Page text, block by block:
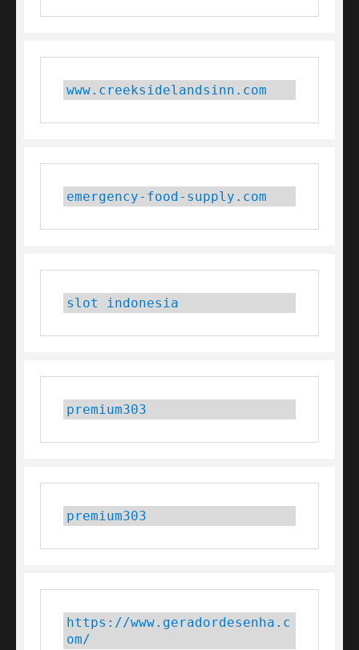
www.creeksidelandsinn.com
emergency-food-supply.com
slot indonesia
premium303
premium303
https://www.geradordesenha.c
om/